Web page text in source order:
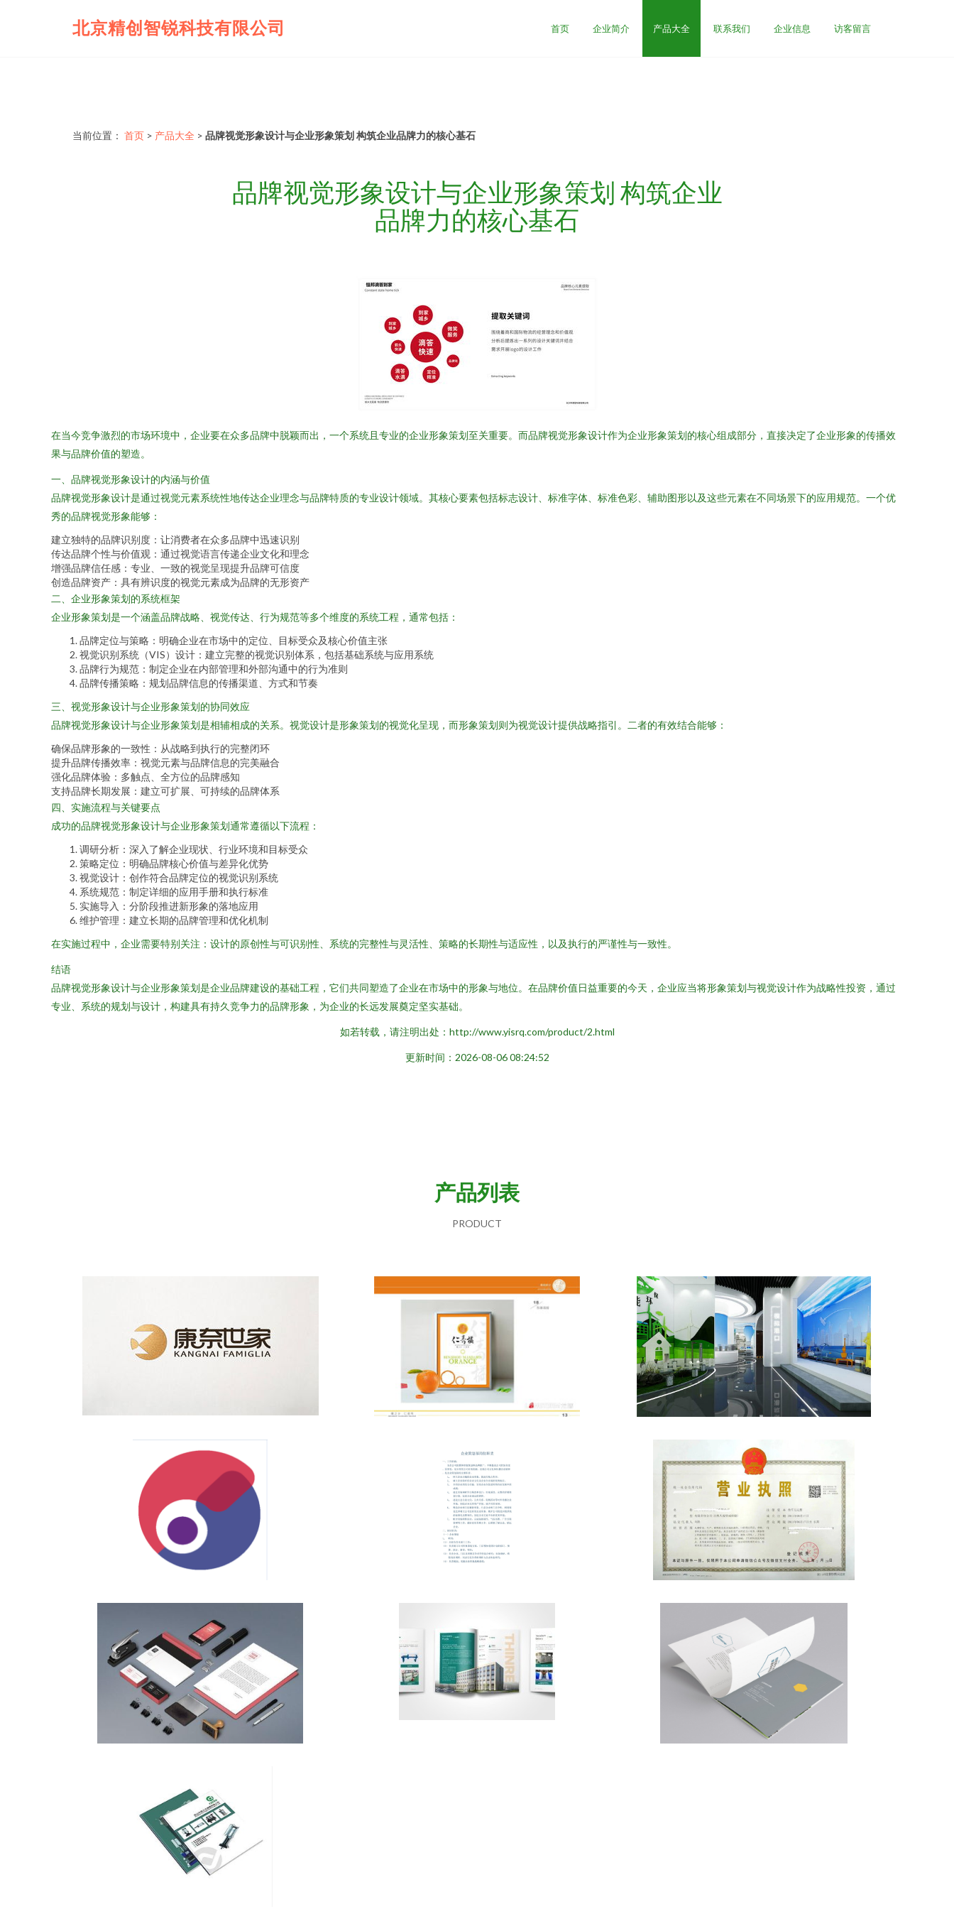
北京精创智锐科技有限公司 首页 企业简介 产品大全 联系我们 企业信息 访客留言
当前位置： 首页 > 产品大全 > 品牌视觉形象设计与企业形象策划 构筑企业品牌力的核心基石
品牌视觉形象设计与企业形象策划 构筑企业
品牌力的核心基石
在当今竞争激烈的市场环境中，企业要在众多品牌中脱颖而出，一个系统且专业的企业形象策划至关重要。而品牌视觉形象设计作为企业形象策划的核心组成部分，直接决定了企业形象的传播效
果与品牌价值的塑造。
一、品牌视觉形象设计的内涵与价值
品牌视觉形象设计是通过视觉元素系统性地传达企业理念与品牌特质的专业设计领域。其核心要素包括标志设计、标准字体、标准色彩、辅助图形以及这些元素在不同场景下的应用规范。一个优
秀的品牌视觉形象能够：
建立独特的品牌识别度：让消费者在众多品牌中迅速识别
传达品牌个性与价值观：通过视觉语言传递企业文化和理念
增强品牌信任感：专业、一致的视觉呈现提升品牌可信度
创造品牌资产：具有辨识度的视觉元素成为品牌的无形资产
二、企业形象策划的系统框架
企业形象策划是一个涵盖品牌战略、视觉传达、行为规范等多个维度的系统工程，通常包括：
品牌定位与策略：明确企业在市场中的定位、目标受众及核心价值主张
视觉识别系统（VIS）设计：建立完整的视觉识别体系，包括基础系统与应用系统
品牌行为规范：制定企业在内部管理和外部沟通中的行为准则
品牌传播策略：规划品牌信息的传播渠道、方式和节奏
三、视觉形象设计与企业形象策划的协同效应
品牌视觉形象设计与企业形象策划是相辅相成的关系。视觉设计是形象策划的视觉化呈现，而形象策划则为视觉设计提供战略指引。二者的有效结合能够：
确保品牌形象的一致性：从战略到执行的完整闭环
提升品牌传播效率：视觉元素与品牌信息的完美融合
强化品牌体验：多触点、全方位的品牌感知
支持品牌长期发展：建立可扩展、可持续的品牌体系
四、实施流程与关键要点
成功的品牌视觉形象设计与企业形象策划通常遵循以下流程：
调研分析：深入了解企业现状、行业环境和目标受众
策略定位：明确品牌核心价值与差异化优势
视觉设计：创作符合品牌定位的视觉识别系统
系统规范：制定详细的应用手册和执行标准
实施导入：分阶段推进新形象的落地应用
维护管理：建立长期的品牌管理和优化机制
在实施过程中，企业需要特别关注：设计的原创性与可识别性、系统的完整性与灵活性、策略的长期性与适应性，以及执行的严谨性与一致性。
结语
品牌视觉形象设计与企业形象策划是企业品牌建设的基础工程，它们共同塑造了企业在市场中的形象与地位。在品牌价值日益重要的今天，企业应当将形象策划与视觉设计作为战略性投资，通过
专业、系统的规划与设计，构建具有持久竞争力的品牌形象，为企业的长远发展奠定坚实基础。
如若转载，请注明出处：http://www.yisrq.com/product/2.html
更新时间：2026-08-06 08:24:52
产品列表
PRODUCT